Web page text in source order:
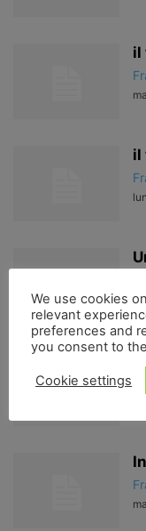
il
il
We use cookies
relevant
preferences and
you consent to
Cookie settings